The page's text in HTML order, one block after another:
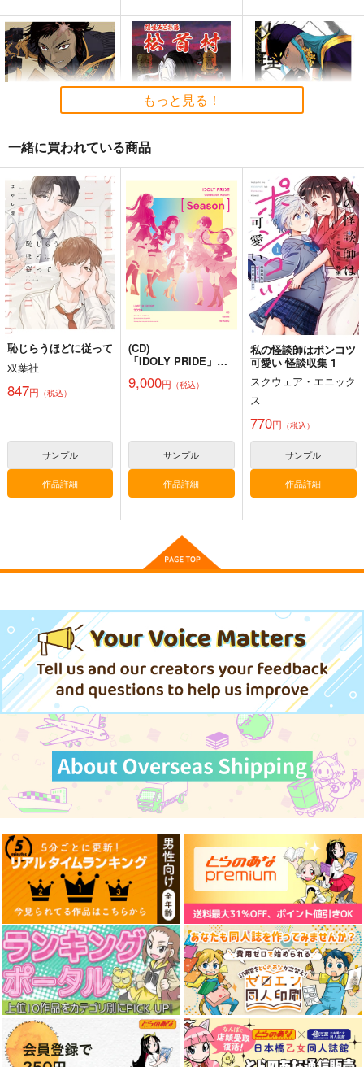
硝煙は蝶の形
破扇堂
377円（税込）
イスカリ
サンプル
作品詳細
松首村
破扇堂
660円（税込）
蘆屋道満
サンプル
人理の聖王 FGOア
ショカ王設定画集
破扇堂
1,887円（税込）
アショカ王
サンプル
作品詳細
もっと見る！
一緒に買われている商品
恥じらうほどに従って
双葉社
847円 （税込）
サンプル
作品詳細
(CD)
「IDOLY PRIDE」
eason](初回生産限定
9,000円 （税込）
サンプル
作品詳細
私の怪談師はポンコツ
可愛い 怪談収集 1
スクウェア・エニック
ス
770円 （税込）
サンプル
作品詳細